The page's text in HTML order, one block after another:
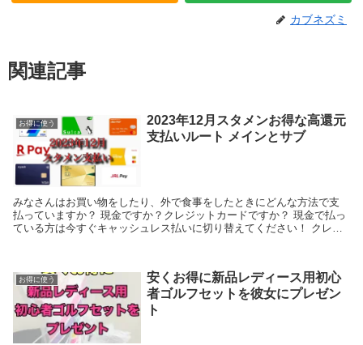
カブネズミ
関連記事
お得に使う
2023年12月スタメンお得な高還元
支払いルート メインとサブ
みなさんはお買い物をしたり、外で食事をしたときにどんな方法で支
払っていますか？ 現金ですか？クレジットカードですか？ 現金で払っ
ている方は今すぐキャッシュレス払いに切り替えてください！ クレジ
お得に使う
安くお得に新品レディース用初心
者ゴルフセットを彼女にプレゼン
ト